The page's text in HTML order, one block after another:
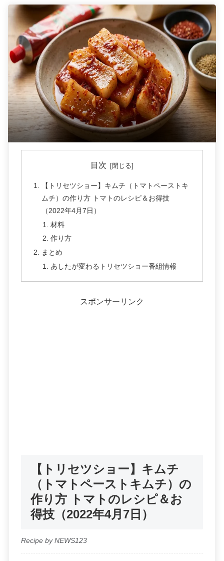
目次
【トリセツショー】キムチ（トマトペーストキ
ムチ）の作り方 トマトのレシピ＆お得技
（2022年4月7日）
材料
作り方
まとめ
あしたが変わるトリセツショー番組情報
スポンサーリンク
【トリセツショー】キムチ
（トマトペーストキムチ）の
作り方 トマトのレシピ＆お
得技（2022年4月7日）
Recipe by NEWS123